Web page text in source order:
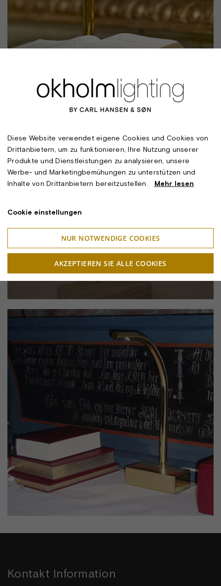
Kontakt Information
Diese Website verwendet eigene Cookies und Cookies von
Drittanbietern, um zu funktionieren, Ihre Nutzung unserer
Produkte und Dienstleistungen zu analysieren, unsere
Werbe- und Marketingbemühungen zu unterstützen und
Inhalte von Drittanbietern bereitzustellen. Mehr lesen
Cookie einstellungen
NUR NOTWENDIGE COOKIES
AKZEPTIEREN SIE ALLE COOKIES